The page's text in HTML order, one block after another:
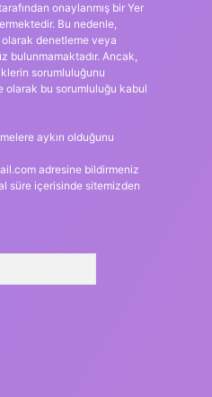
onaylanmış bir Yer
Bu nedenle,
denetleme veya
bulunmamaktadır. Ancak,
sorumluluğunu
olarak bu sorumluluğu kabul
aykırı olduğunu
adresine bildirmeniz
süre içerisinde sitemizden